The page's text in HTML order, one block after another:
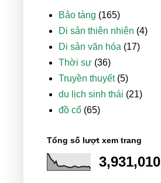
Bảo tàng (165)
Di sản thiên nhiên (4)
Di sản văn hóa (17)
Thời sự (36)
Truyền thuyết (5)
du lịch sinh thái (21)
đồ cổ (65)
Tổng số lượt xem trang
3,931,010